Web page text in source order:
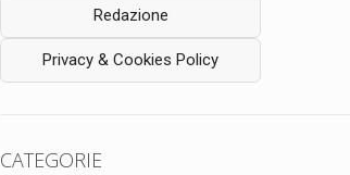
Redazione
Privacy & Cookies Policy
CATEGORIE